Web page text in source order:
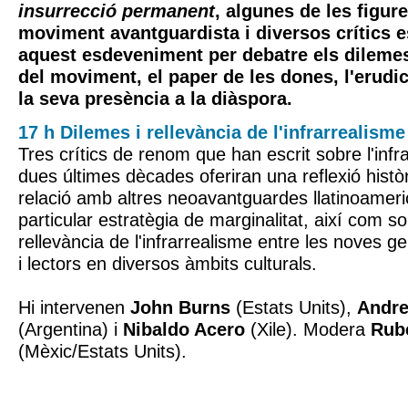
insurrecció permanent, algunes de les
moviment avantguardista i diversos crítics
aquest esdeveniment per debatre els
del moviment, el paper de les dones,
la seva presència a la diàspora.
17 h Dilemes i rellevància de l'infrarrealisme
Tres crítics de renom que han escrit sobre
dues últimes dècades oferiran una reflexió
relació amb altres neoavantguardes
particular estratègia de marginalitat, així com
rellevància de l'infrarrealisme entre les noves
i lectors en diversos àmbits culturals.
Hi intervenen John Burns (Estats Units),
(Argentina) i Nibaldo Acero (Xile). Modera
(Mèxic/Estats Units).